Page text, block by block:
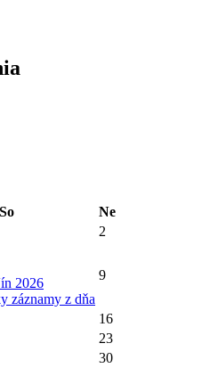
So
Ne
2
2026
záznamy z dňa
9
16
23
30